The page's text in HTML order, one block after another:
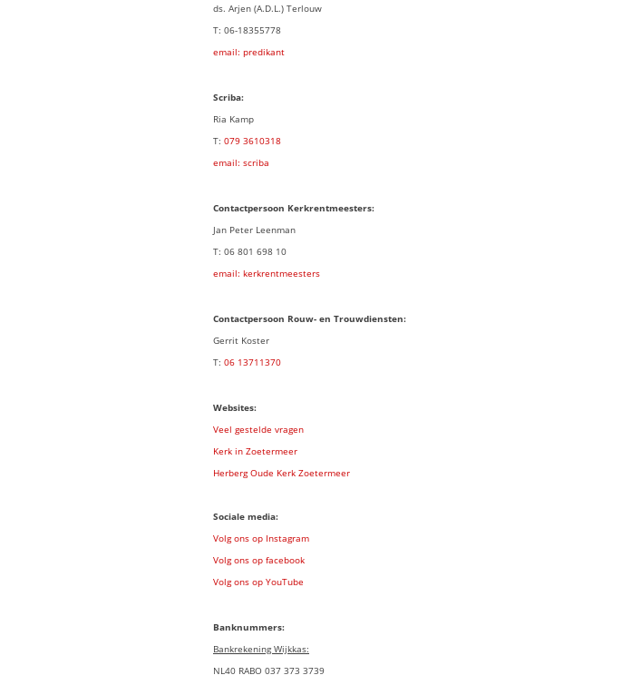
ds. Arjen (A.D.L.) Terlouw
T: 06-18355778
email: predikant
Scriba:
Ria Kamp
T: 079 3610318
email: scriba
Contactpersoon Kerkrentmeesters:
Jan Peter Leenman
T: 06 801 698 10
email: kerkrentmeesters
Contactpersoon Rouw- en Trouwdiensten:
Gerrit Koster
T: 06 13711370
Websites:
Veel gestelde vragen
Kerk in Zoetermeer
Herberg Oude Kerk Zoetermeer
Sociale media:
Volg ons op Instagram
Volg ons op facebook
Volg ons op YouTube
Banknummers:
Bankrekening Wijkkas:
NL40 RABO 037 373 3739